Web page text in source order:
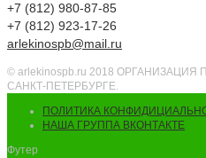
+7 (812) 980-87-85
+7 (812) 923-17-26
arlekinospb@mail.ru
© arlekinospb.ru 2018
САНКТ-ПЕТЕРБУРГЕ.
ПОЛИТИКА
НАША ГРУППА ВКОНТАКТЕ
Футер